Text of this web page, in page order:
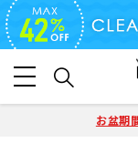
お盆期